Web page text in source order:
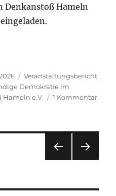
Denkanstoß Hameln
von Aeham Ahmad in der
Kategorien
Veranstaltungsbericht
Demokratie im
Hameln e.V. 1 Kommentarzu
der